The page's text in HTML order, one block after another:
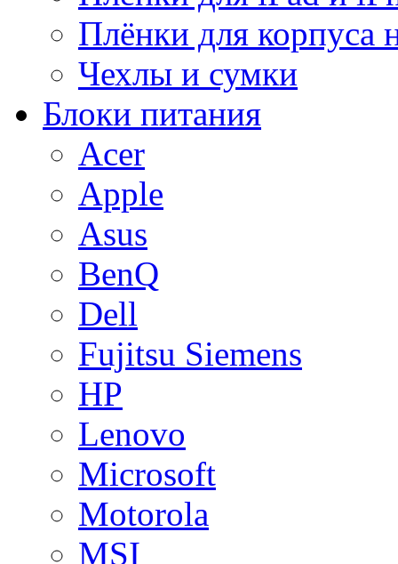
Плёнки для корпуса
Чехлы и сумки
Блоки питания
Acer
Apple
Asus
BenQ
Dell
Fujitsu Siemens
HP
Lenovo
Microsoft
Motorola
MSI